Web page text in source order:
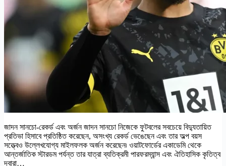
জাদন সানচো-রেকর্ড এবং অর্জন জাদন সানচো নিজেকে ফুটবলের সবচেয়ে বিদ্যুতায়িত
প্রতিভা হিসাবে প্রতিষ্ঠিত করেছেন, অসংখ্য রেকর্ড ভেঙেছেন এবং তার অল্প বয়স
সত্ত্বেও উল্লেখযোগ্য মাইলফলক অর্জন করেছেন৷ ওয়াটফোর্ডের একাডেমি থেকে
আন্তর্জাতিক স্টারডম পর্যন্ত তার যাত্রা ব্যতিক্রমী পারফরম্যান্স এবং ঐতিহাসিক কৃতিত্ব
দ্বারা…